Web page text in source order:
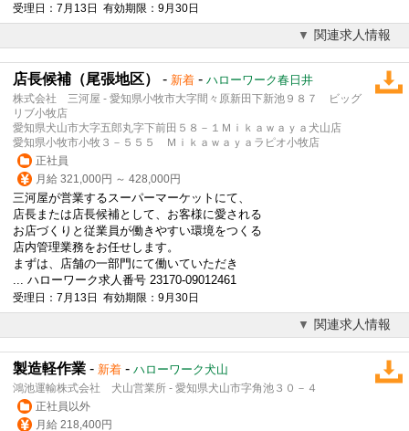
受理日：7月13日 有効期限：9月30日
関連求人情報
店長候補（尾張地区） - 新着 - ハローワーク春日井
株式会社 三河屋 - 愛知県小牧市大字間々原新田下新池９８７ ビッグ
リブ小牧店
愛知県犬山市大字五郎丸字下前田５８－１Ｍｉｋａｗａｙａ犬山店
愛知県小牧市小牧３－５５５ Ｍｉｋａｗａｙａラピオ小牧店
正社員
月給 321,000円 ～ 428,000円
三河屋が営業するスーパーマーケットにて、
店長または店長候補として、お客様に愛される
お店づくりと従業員が働きやすい環境をつくる
店内管理業務をお任せします。
まずは、店舗の一部門にて働いていただき
... ハローワーク求人番号 23170-09012461
受理日：7月13日 有効期限：9月30日
関連求人情報
製造軽作業 - 新着 - ハローワーク犬山
鴻池運輸株式会社 犬山営業所 - 愛知県犬山市字角池３０－４
正社員以外
月給 218,400円